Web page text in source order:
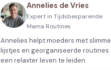
Annelies de Vries
Expert in Tijdsbesparende
Mama Routines
Annelies helpt moeders met slimme
lijstjes en georganiseerde routines
een relaxter leven te leiden.